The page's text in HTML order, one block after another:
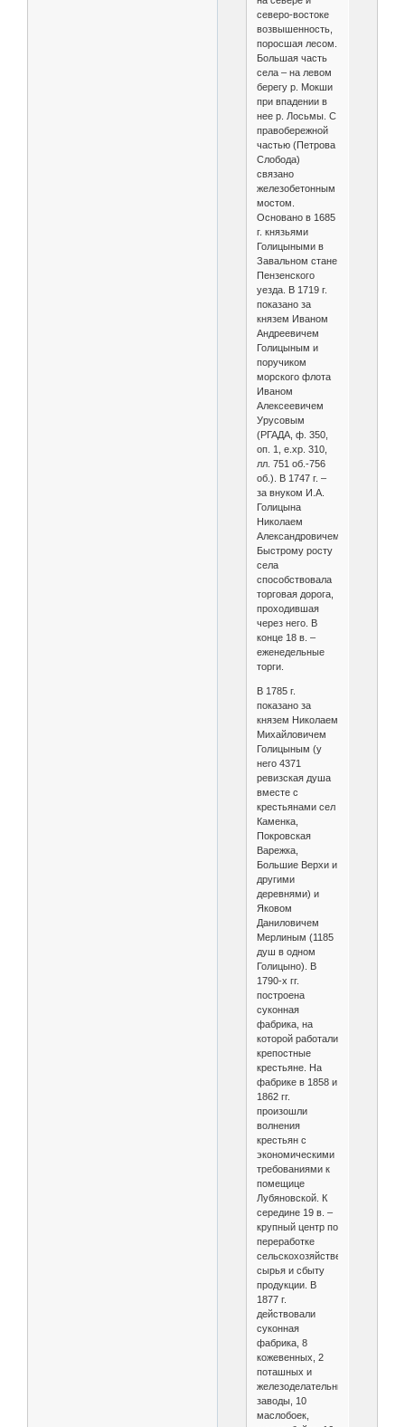
северо-востоке
возвышенность,
поросшая лесом.
Большая часть
села – на левом
берегу р. Мокши
при впадении в
нее р. Лосьмы. С
правобережной
частью (Петрова
Слобода)
связано
железобетонным
мостом.
Основано в 1685
г. князьями
Голицыными в
Завальном стане
Пензенского
уезда. В 1719 г.
показано за
князем Иваном
Андреевичем
Голицыным и
поручиком
морского флота
Иваном
Алексеевичем
Урусовым
(РГАДА, ф. 350,
оп. 1, е.хр. 310,
лл. 751 об.-756
об.). В 1747 г. –
за внуком И.А.
Голицына
Николаем
Александровичем.
Быстрому росту
села
способствовала
торговая дорога,
проходившая
через него. В
конце 18 в. –
еженедельные
торги.
В 1785 г.
показано за
князем Николаем
Михайловичем
Голицыным (у
него 4371
ревизская душа
вместе с
крестьянами сел
Каменка,
Покровская
Варежка,
Большие Верхи и
другими
деревнями) и
Яковом
Даниловичем
Мерлиным (1185
душ в одном
Голицыно). В
1790-х гг.
построена
суконная
фабрика, на
которой работали
крепостные
крестьяне. На
фабрике в 1858 и
1862 гг.
произошли
волнения
крестьян с
экономическими
требованиями к
помещице
Лубяновской. К
середине 19 в. –
крупный центр по
переработке
сельскохозяйственного
сырья и сбыту
продукции. В
1877 г.
действовали
суконная
фабрика, 8
кожевенных, 2
поташных и
железоделательный
заводы, 10
маслобоек,